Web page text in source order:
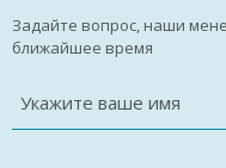
Задайте вопрос, наши
ближайшее время
Укажите ваше имя